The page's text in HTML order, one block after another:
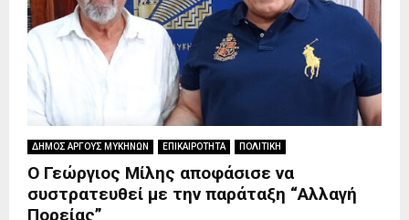
ΔΗΜΟΣ ΑΡΓΟΥΣ ΜΥΚΗΝΩΝ ΕΠΙΚΑΙΡΟΤΗΤΑ ΠΟΛΙΤΙΚΗ
Ο Γεώργιος Μίλης αποφάσισε να
συστρατευθεί με την παράταξη “Αλλαγή
Πορείας”